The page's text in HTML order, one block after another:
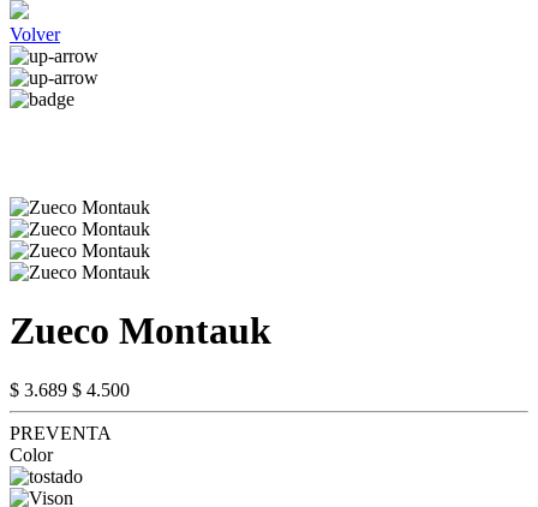
Volver
Zueco Montauk
$ 3.689 $ 4.500
PREVENTA
Color